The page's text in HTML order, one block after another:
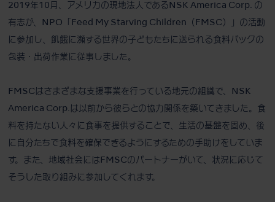
2019年10月、アメリカの現地法人であるNSK America Corp. の
有志が、NPO「Feed My Starving Children（FMSC）」の活動
に参加し、飢餓に瀕する世界の子どもたちに送られる食料パックの
包装・出荷作業に従事しました。
FMSCはさまざまな支援事業を行っている地元の組織で、NSK
America Corp.は以前から彼らとの協力関係を築いてきました。食
料を持たない人々に食事を提供することで、生活の基盤を固め、後
に自分たちで食料を確保できるようにするための手助けをしていま
す。また、地域社会にはFMSCのパートナーがいて、状況に応じて
そうした取り組みに参加してくれます。